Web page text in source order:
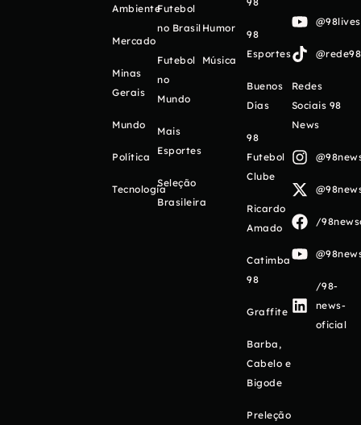
Ambiente
Mercado
Minas
Gerais
Mundo
Política
Tecnologia
Futebol
no Brasil
Futebol
no
Mundo
Mais
Esportes
Seleção
Brasileira
Humor
Música
98
Esportes
Buenos
Días
98
Futebol
Clube
Ricardo
Amado
Catimba
98
Graffite
Barba,
Cabelo e
Bigode
Preleção
Redes
Sociais 98
News
/
/98-
news-
oficial